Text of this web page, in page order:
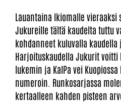
Lauantaina Ikiomalle vieraaksi
Jukureille tältä kaudelta tuttu
kohdanneet kuluvalla kaudella
Harjoituskaudella Jukurit
lukemin ja KalPa vei
numeroin. Runkosarjassa
kertaalleen kahden pisteen